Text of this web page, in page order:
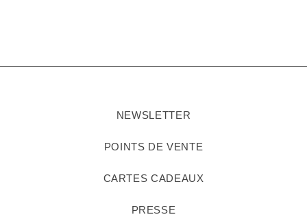
NEWSLETTER
POINTS DE VENTE
CARTES CADEAUX
PRESSE